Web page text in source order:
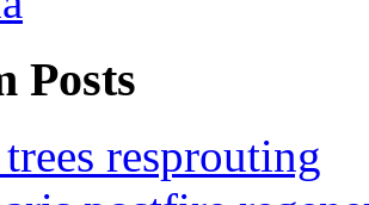
Posts
resprouting